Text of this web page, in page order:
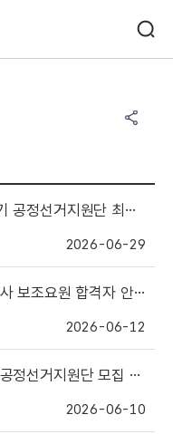
거지원단 최종 합격자 안내
2026-06-29
보조요원 합격자 안내
2026-06-12
선거지원단 모집 안내
2026-06-10